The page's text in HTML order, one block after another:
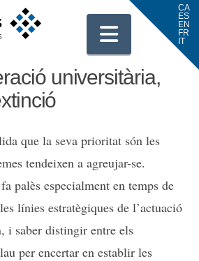
universitària,
que la seva prioritat són les
tendeixen a agreujar-se.
palès especialment en temps de
línies estratègiques de l’actuació
i saber distingir entre els
per encertar en establir les